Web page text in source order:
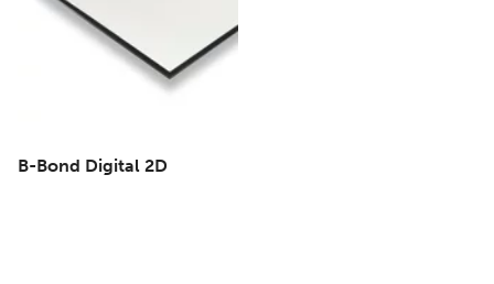
B-Bond Digital 2D